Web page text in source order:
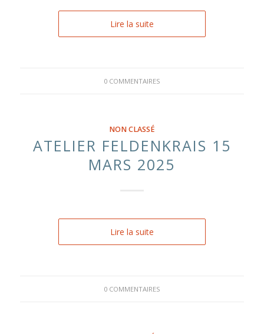
Lire la suite
0 COMMENTAIRES
NON CLASSÉ
ATELIER FELDENKRAIS 15
MARS 2025
Lire la suite
0 COMMENTAIRES